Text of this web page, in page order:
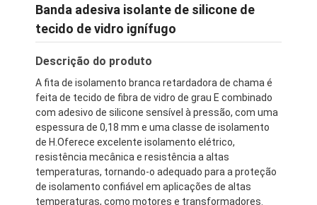
Banda adesiva isolante de silicone de
tecido de vidro ignífugo
Descrição do produto
A fita de isolamento branca retardadora de chama é
feita de tecido de fibra de vidro de grau E combinado
com adesivo de silicone sensível à pressão, com uma
espessura de 0,18 mm e uma classe de isolamento
de H.Oferece excelente isolamento elétrico,
resistência mecânica e resistência a altas
temperaturas, tornando-o adequado para a proteção
de isolamento confiável em aplicações de altas
temperaturas, como motores e transformadores.